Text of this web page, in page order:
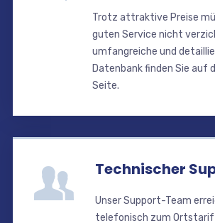
Trotz attraktive Preise
guten Service nicht
umfangreiche und
Datenbank finden Sie auf
Seite.
Technischer
Unser Support-Team
telefonisch zum